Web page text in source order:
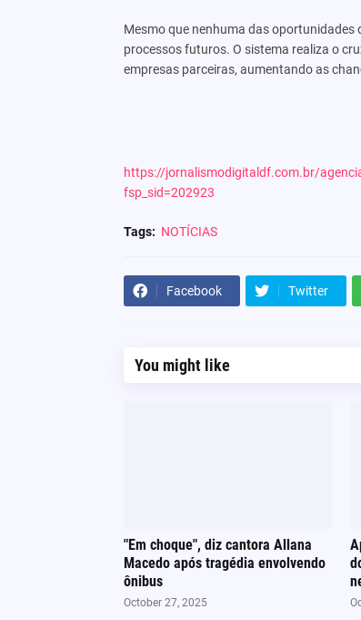
Mesmo que nenhuma das
processos futuros. O sistema realiza o
empresas parceiras, aumentando as
https://jornalismodigitaldf.com.br/
fsp_sid=202923
Tags: NOTÍCIAS
Facebook Twitter
You might like
"Em choque", diz cantora Allana
Macedo após tragédia envolvendo
ônibus
October 27, 2025